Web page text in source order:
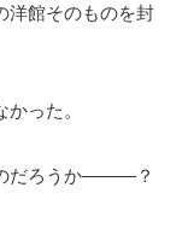
館そのものを封
った。
だろうか———？